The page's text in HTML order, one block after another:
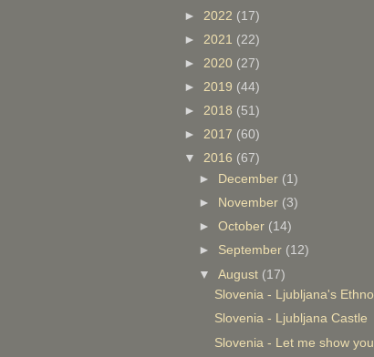
► 2022 (17)
► 2021 (22)
► 2020 (27)
► 2019 (44)
► 2018 (51)
► 2017 (60)
▼ 2016 (67)
►
December (1)
►
November (3)
►October (14)
► September (12)
▼August (17)
Slovenia - Ljubljana's
Slovenia - Ljubljana Castle
Slovenia - Let me show